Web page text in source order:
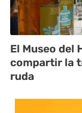
El Museo del
compartir la
ruda